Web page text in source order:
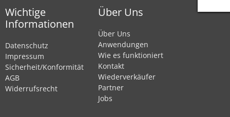
Wichtige
Informationen
Datenschutz
Impressum
Sicherheit/Konformität
AGB
Widerrufsrecht
Über Uns
Über Uns
Anwendungen
Wie es funktioniert
Kontakt
Wiederverkäufer
Partner
Jobs